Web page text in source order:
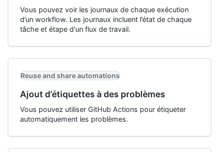
Vous pouvez voir les journaux de chaque exécution
d’un workflow. Les journaux incluent l’état de chaque
tâche et étape d'un flux de travail.
Reuse and share automations
Ajout d’étiquettes à des problèmes
Vous pouvez utiliser GitHub Actions pour étiqueter
automatiquement les problèmes.